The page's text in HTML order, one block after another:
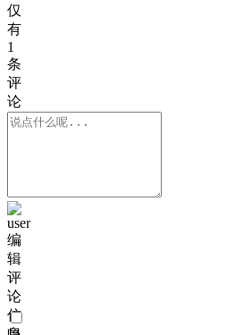
仅
有
1
条
评
论
编
辑
评
论
信